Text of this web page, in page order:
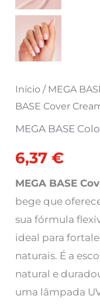
Início / MEGA
BASE Cover
MEGA BASE
6,37€
MEGA BASE
bege que
sua fórmula
ideal para
naturais. É a
natural e
uma lâmpada